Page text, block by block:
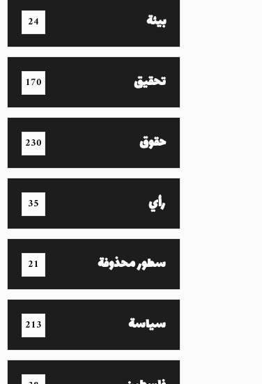
بيئة 24
تحقيق 170
حقوق 230
رأي 35
سطور محذوفة 21
سياسة 213